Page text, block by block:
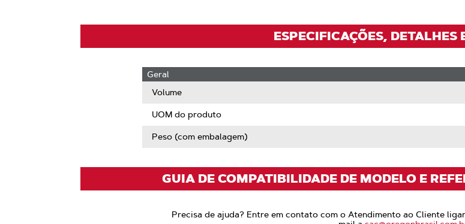
ESPECIFICAÇÕES, DETALHES
Geral
Volume
UOM do produto
Peso (com embalagem)
GUIA DE COMPATIBILIDADE DE MODELO E
Precisa de ajuda? Entre em contato com o Atendimento ao Cliente